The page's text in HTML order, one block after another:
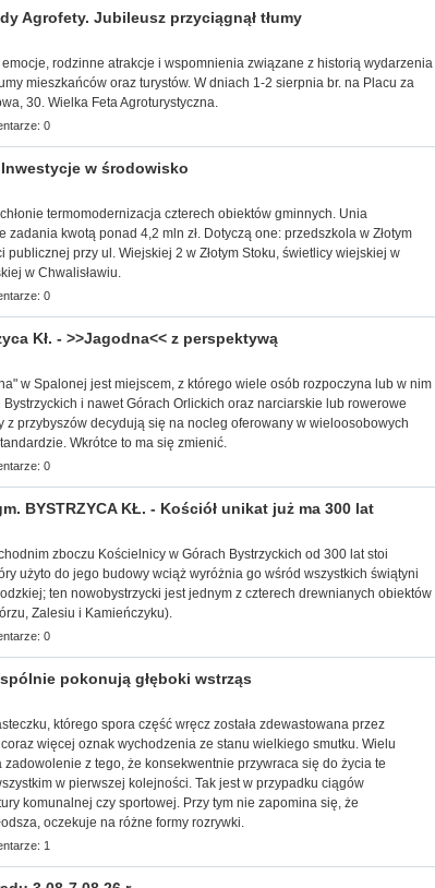
Agrofety. Jubileusz przyciągnął tłumy
emocje, rodzinne atrakcje i wspomnienia związane z historią wydarzenia
mieszkańców oraz turystów. W dniach 1-2 sierpnia br. na Placu za
30. Wielka Feta Agroturystyczna.
0
Inwestycje w środowisko
termomodernizacja czterech obiektów gminnych. Unia
zadania kwotą ponad 4,2 mln zł. Dotyczą one: przedszkola w Złotym
publicznej przy ul. Wiejskiej 2 w Złotym Stoku, świetlicy wiejskiej w
w Chwalisławiu.
0
Kł. - >>Jagodna<< z perspektywą
w Spalonej jest miejscem, z którego wiele osób rozpoczyna lub w nim
i nawet Górach Orlickich oraz narciarskie lub rowerowe
z przybyszów decydują się na nocleg oferowany w wieloosobowych
Wkrótce to ma się zmienić.
0
BYSTRZYCA KŁ. - Kościół unikat już ma 300 lat
zboczu Kościelnicy w Górach Bystrzyckich od 300 lat stoi
użyto do jego budowy wciąż wyróżnia go wśród wszystkich świątyni
ten nowobystrzycki jest jednym z czterech drewnianych obiektów
Zalesiu i Kamieńczyku).
0
pokonują głęboki wstrząs
którego spora część wręcz została zdewastowana przez
więcej oznak wychodzenia ze stanu wielkiego smutku. Wielu
z tego, że konsekwentnie przywraca się do życia te
w pierwszej kolejności. Tak jest w przypadku ciągów
komunalnej czy sportowej. Przy tym nie zapomina się, że
oczekuje na różne formy rozrywki.
1